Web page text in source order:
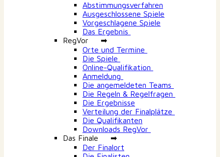
Abstimmungsverfahren
Ausgeschlossene Spiele
Vorgeschlagene Spiele
Das Ergebnis
RegVor ➡
Orte und Termine
Die Spiele
Online-Qualifikation
Anmeldung
Die angemeldeten Teams
Die Regeln & Regelfragen
Die Ergebnisse
Verteilung der Finalplätze
Die Qualifikanten
Downloads RegVor
Das Finale ➡
Der Finalort